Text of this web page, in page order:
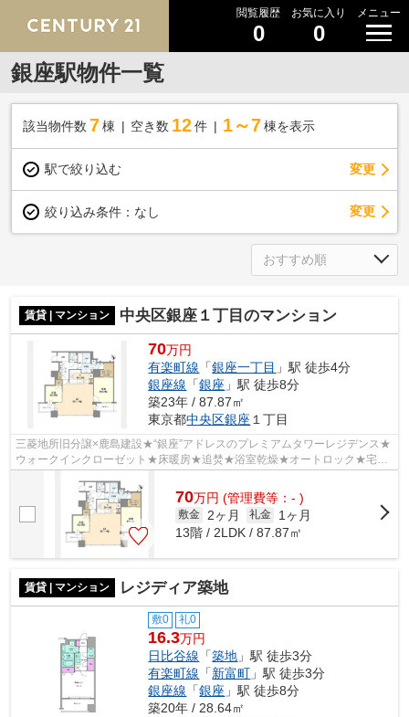
閲覧履歴
0
お気に入り
0
メニュー
銀座駅物件一覧
該当物件数 7棟 空き数 12 件 1～7 棟を表示
駅で絞り込む 変更
絞り込み条件： なし 変更
賃貸 | マンション 中央区銀座１丁目のマンション
70万円
有楽町線 「銀座一丁目 」駅 徒歩4分
銀座線 「銀座 」駅 徒歩8分
築23年 / 87.87㎡
東京都中央区銀座 １丁目
三菱地所旧分譲×鹿島建設★“銀座”アドレスのプレミアムタワーレジデンス★
ウォークインクローゼット★床暖房★追焚★浴室乾燥★オートロック★宅配
70万円 (管理費等：- )
敷金 2ヶ月 礼金
1ヶ月
13階 / 2LDK / 87.87㎡
賃貸 | マンション レジディア築地
敷0 礼0
16.3万円
日比谷線 「築地 」駅 徒歩3分
有楽町線 「新富町 」駅 徒歩3分
銀座線 「銀座 」駅 徒歩8分
築20年 / 28.64㎡